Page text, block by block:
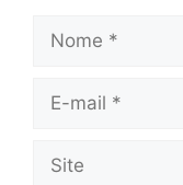
Nome
E-
Site